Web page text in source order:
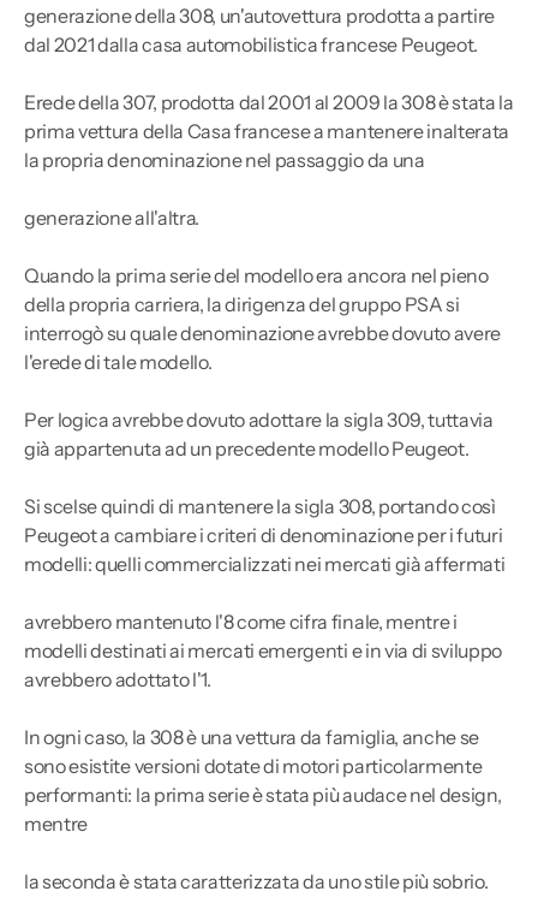
generazione della 308, un'autovettura prodotta a partire
dal 2021 dalla casa automobilistica francese Peugeot.
Erede della 307, prodotta dal 2001 al 2009 la 308 è stata la
prima vettura della Casa francese a mantenere inalterata
la propria denominazione nel passaggio da una
generazione all'altra.
Quando la prima serie del modello era ancora nel pieno
della propria carriera, la dirigenza del gruppo PSA si
interrogò su quale denominazione avrebbe dovuto avere
l'erede di tale modello.
Per logica avrebbe dovuto adottare la sigla 309, tuttavia
già appartenuta ad un precedente modello Peugeot.
Si scelse quindi di mantenere la sigla 308, portando così
Peugeot a cambiare i criteri di denominazione per i futuri
modelli: quelli commercializzati nei mercati già affermati
avrebbero mantenuto l'8 come cifra finale, mentre i
modelli destinati ai mercati emergenti e in via di sviluppo
avrebbero adottato l'1.
In ogni caso, la 308 è una vettura da famiglia, anche se
sono esistite versioni dotate di motori particolarmente
performanti: la prima serie è stata più audace nel design,
mentre
la seconda è stata caratterizzata da uno stile più sobrio.